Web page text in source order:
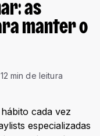
as
manter o
12 min de leitura
cada vez
especializadas